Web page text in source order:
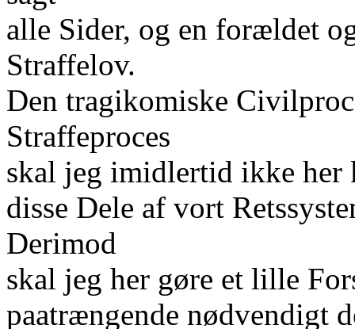
alle Sider, og en forældet
Straffelov.
Den tragikomiske
Straffeproces
skal jeg imidlertid ikke her
disse Dele af vort
Derimod
skal jeg her gøre et lille
paatrængende nødvendigt